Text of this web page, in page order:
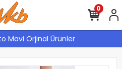
Mavi Orjinal Ürünler
0